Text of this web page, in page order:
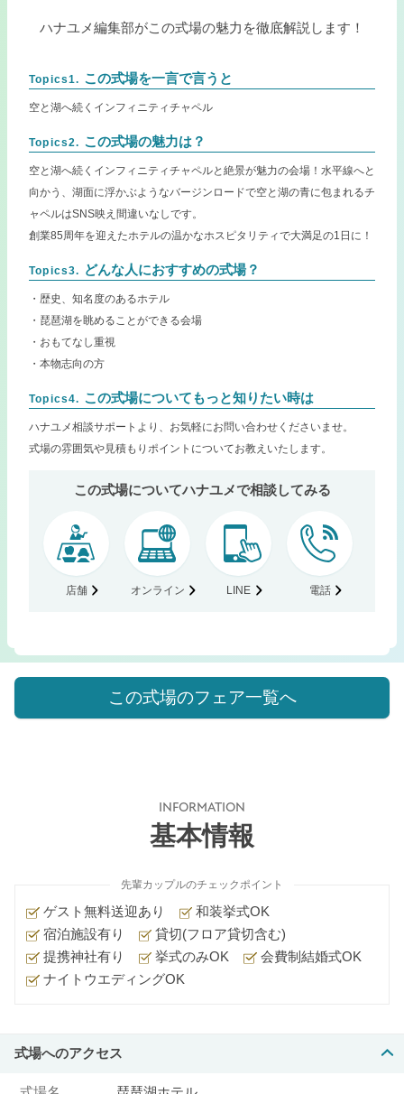
ハナユメ編集部がこの式場の魅力を徹底解説します！
Topics1. この式場を一言で言うと
空と湖へ続くインフィニティチャペル
Topics2. この式場の魅力は？
空と湖へ続くインフィニティチャペルと絶景が魅力の会場！水平線へと
向かう、湖面に浮かぶようなバージンロードで空と湖の青に包まれるチ
ャペルはSNS映え間違いなしです。
創業85周年を迎えたホテルの温かなホスピタリティで大満足の1日に！
Topics3. どんな人におすすめの式場？
・歴史、知名度のあるホテル
・琵琶湖を眺めることができる会場
・おもてなし重視
・本物志向の方
Topics4. この式場についてもっと知りたい時は
ハナユメ相談サポートより、お気軽にお問い合わせくださいませ。
式場の雰囲気や見積もりポイントについてお教えいたします。
この式場についてハナユメで相談してみる
店舗 オンライン LINE 電話
この式場のフェア一覧へ
INFORMATION
基本情報
先輩カップルのチェックポイント
ゲスト無料送迎あり
和装挙式OK
宿泊施設有り
貸切(フロア貸切含む)
提携神社有り
挙式のみOK
会費制結婚式OK
ナイトウエディングOK
式場へのアクセス